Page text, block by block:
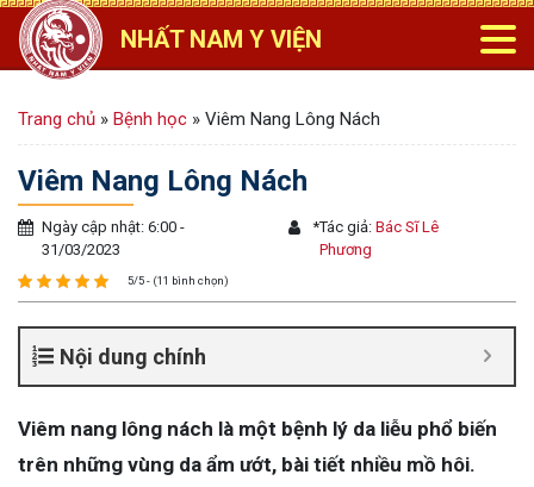
NHẤT NAM Y VIỆN
Trang chủ » Bệnh học » Viêm Nang Lông Nách
Viêm Nang Lông Nách
Ngày cập nhật: 6:00 -
31/03/2023
*Tác giả:Bác Sĩ Lê
Phương
5/5 - (11 bình chọn)
Nội dung chính
Viêm nang lông nách là một bệnh lý da liễu phổ biến
trên những vùng da ẩm ướt, bài tiết nhiều mồ hôi.